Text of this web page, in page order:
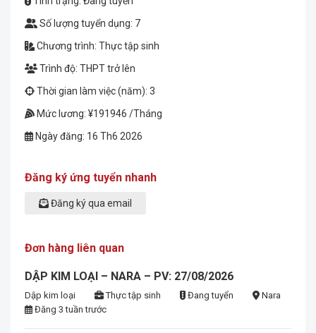
Số lượng tuyển dụng: 7
Chương trình: Thực tập sinh
Trình độ: THPT trở lên
Thời gian làm việc (năm): 3
Mức lương: ¥191946 /Tháng
Ngày đăng: 16 Th6 2026
Đăng ký ứng tuyển nhanh
Đăng ký qua email
Đơn hàng liên quan
DẬP KIM LOẠI – NARA – PV: 27/08/2026
Dập kim loại Thực tập sinh Đang tuyển
Nara
Đăng 3 tuần trước